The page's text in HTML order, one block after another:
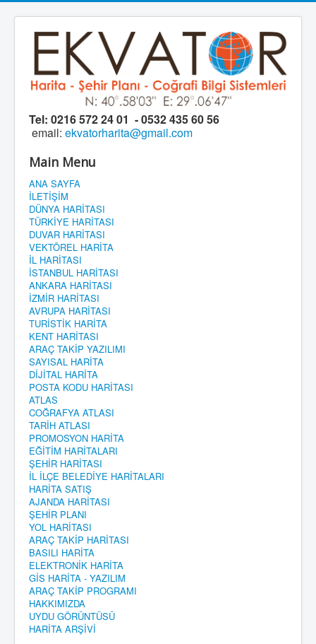
Tel: 0216 572 24 01 - 0532 435 60 56
email: ekvatorharita@gmail.com
Main Menu
ANA SAYFA
İLETİŞİM
DÜNYA HARİTASI
TÜRKİYE HARİTASI
DUVAR HARİTASI
VEKTÖREL HARİTA
İL HARİTASI
İSTANBUL HARİTASI
ANKARA HARİTASI
İZMİR HARİTASI
AVRUPA HARİTASI
TURİSTİK HARİTA
KENT HARİTASI
ARAÇ TAKİP YAZILIMI
SAYISAL HARİTA
DİJİTAL HARİTA
POSTA KODU HARİTASI
ATLAS
COĞRAFYA ATLASI
TARİH ATLASI
PROMOSYON HARİTA
EĞİTİM HARİTALARI
ŞEHİR HARİTASI
İL İLÇE BELEDİYE HARİTALARI
HARİTA SATIŞ
AJANDA HARİTASI
ŞEHİR PLANI
YOL HARİTASI
ARAÇ TAKİP HARİTASI
BASILI HARİTA
ELEKTRONİK HARİTA
GİS HARİTA - YAZILIM
ARAÇ TAKİP PROGRAMI
HAKKIMIZDA
UYDU GÖRÜNTÜSÜ
HARİTA ARŞİVİ